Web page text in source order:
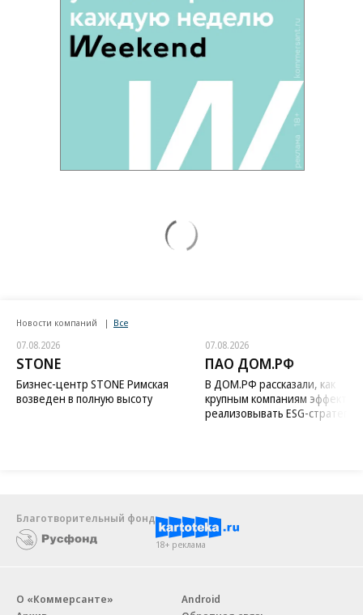
Новости компаний Все
07.08.2026
STONE
Бизнес-центр STONE Римская
возведен в полную высоту
07.08.2026
ПАО ДОМ.РФ
В ДОМ.РФ рассказали, как
крупным компаниям
реализовывать ESG-стратегию
Благотворительный фонд
18+ реклама
О «Коммерсанте»
Android